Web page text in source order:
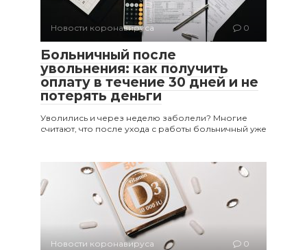
Новости коронавируса 0
Больничный после
увольнения: как получить
оплату в течение 30 дней и не
потерять деньги
Уволились и через неделю заболели? Многие
считают, что после ухода с работы больничный уже
Новости коронавируса 0